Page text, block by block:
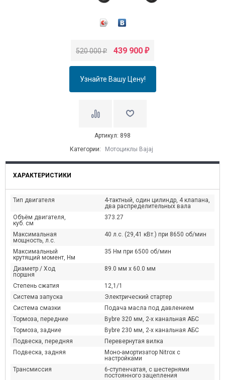
Читать далее
520 000₽ 439 900 ₽
Узнайте Вашу Цену!
Артикул: 898
Категории:
Мотоциклы Bajaj
ХАРАКТЕРИСТИКИ
Тип двигателя
4-тактный, один цилиндр, 4 клапана,
два распределительных вала
Объём двигателя,
куб. см
373.27
Максимальная
мощность, л.с.
40 л.с. (29,41 кВт.) при 8650 об/мин
Максимальный
крутящий момент, Нм
35 Нм при 6500 об/мин
Диаметр / Ход
поршня
89.0 мм х 60.0 мм
Степень сжатия
12,1/1
Система запуска
Электрический стартер
Система смазки
Подача масла под давлением
Тормоза, передние
Bybre 320 мм, 2-х канальная АБС
Тормоза, задние
Bybre 230 мм, 2-х канальная АБС
Подвеска, передняя
Перевернутая вилка
Подвеска, задняя
Моно-амортизатор Nitrox с
настройками
Трансмиссия
6-ступенчатая, с шестернями
постоянного зацепления